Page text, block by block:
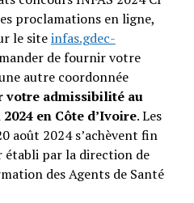
proclamations en ligne,
le siteinfas.gdec-
de fournir votre
autre coordonnée
votre admissibilité au
en Côte d’Ivoire. Les
août 2024 s’achèvent fin
établi par la direction de
des Agents de Santé